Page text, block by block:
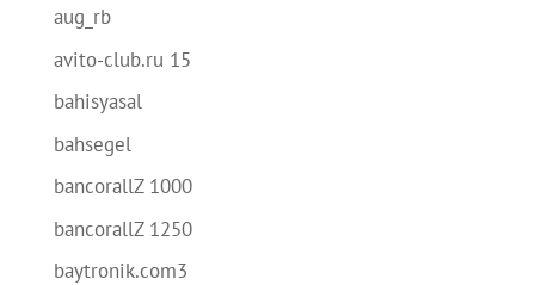
aug_rb
avito-club.ru 15
bahisyasal
bahsegel
bancorallZ 1000
bancorallZ 1250
baytronik.com3